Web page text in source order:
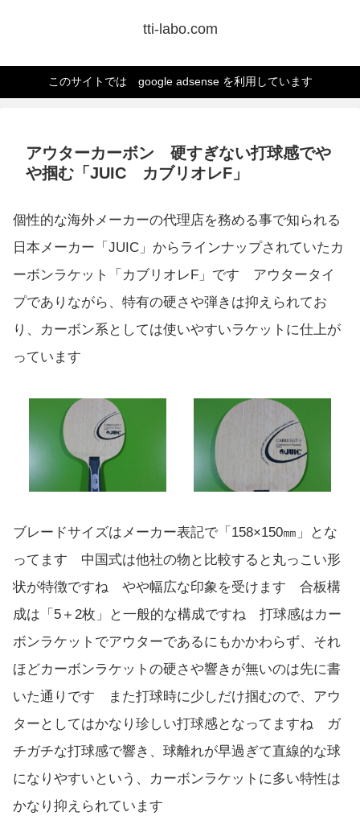
tti-labo.com
このサイトでは google adsense を利用しています
アウターカーボン 硬すぎない打球感でや
や掴む「JUIC カブリオレF」
個性的な海外メーカーの代理店を務める事で知られる
日本メーカー「JUIC」からラインナップされていたカ
ーボンラケット「カブリオレF」です アウタータイ
プでありながら、特有の硬さや弾きは抑えられてお
り、カーボン系としては使いやすいラケットに仕上が
っています
ブレードサイズはメーカー表記で「158×150㎜」とな
ってます 中国式は他社の物と比較すると丸っこい形
状が特徴ですね やや幅広な印象を受けます 合板構
成は「5＋2枚」と一般的な構成ですね 打球感はカー
ボンラケットでアウターであるにもかかわらず、それ
ほどカーボンラケットの硬さや響きが無いのは先に書
いた通りです また打球時に少しだけ掴むので、アウ
ターとしてはかなり珍しい打球感となってますね ガ
チガチな打球感で響き、球離れが早過ぎて直線的な球
になりやすいという、カーボンラケットに多い特性は
かなり抑えられています